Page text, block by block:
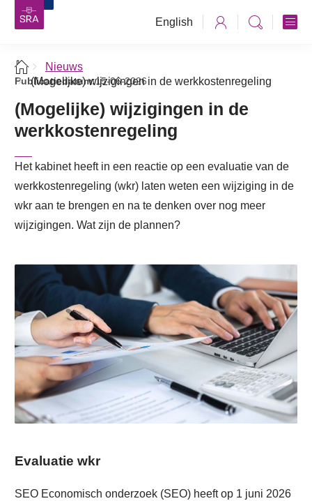
English
Nieuws
(Mogelijke) wijzigingen in de werkkostenregeling
Publicatiedatum:15-06-2026
(Mogelijke) wijzigingen in de
werkkostenregeling
Het kabinet heeft in een reactie op een evaluatie van de
werkkostenregeling (wkr) laten weten een wijziging in de
wkr aan te brengen en na te denken over nog meer
wijzigingen. Wat zijn de plannen?
Evaluatie wkr
SEO Economisch onderzoek (SEO) heeft op 1 juni 2026